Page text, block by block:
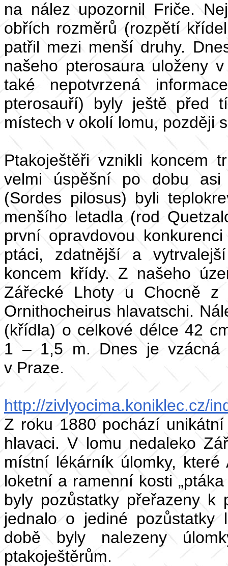
na nález upozornil Friče.
obřích rozměrů (rozpětí
patřil mezi menší druhy.
našeho pterosaura uloženy
také nepotvrzená
pterosauří) byly ještě před
místech v okolí lomu, později
Ptakoještěři vznikli koncem
velmi úspěšní po dobu
(Sordes pilosus) byli
menšího letadla (rod
první opravdovou
ptáci, zdatnější a
koncem křídy. Z našeho
Zářecké Lhoty u Chocně
Ornithocheirus hlavatschi.
(křídla) o celkové délce 42
1 – 1,5 m. Dnes je vzácná
v Praze.
http://zivlyocima.koniklec.cz/
Z roku 1880 pochází
hlavaci. V lomu nedaleko
místní lékárník úlomky,
loketní a ramenní kosti
byly pozůstatky přeřazeny k
jednalo o jediné pozůstatky
době byly nalezeny
ptakoještěrům.